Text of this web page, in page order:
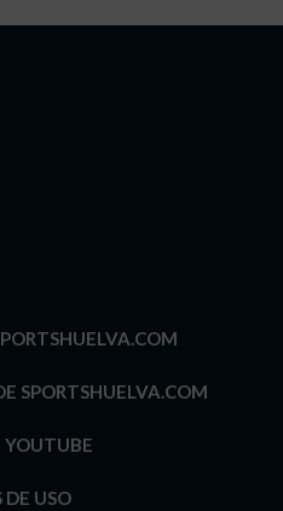
SPORTSHUELVA.COM
YOUTUBE
DE USO